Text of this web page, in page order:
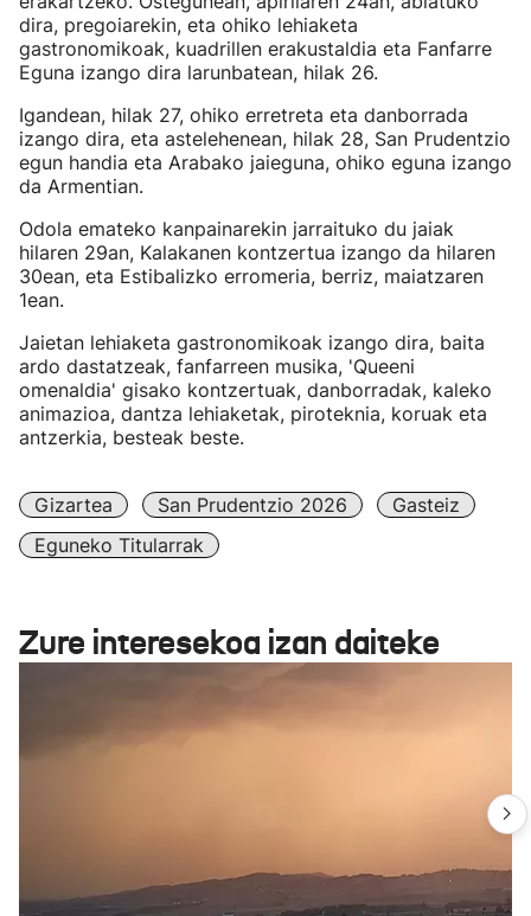
dira, pregoiarekin, eta ohiko lehiaketa
gastronomikoak, kuadrillen erakustaldia eta Fanfarre
Eguna izango dira larunbatean, hilak 26.
Igandean, hilak 27, ohiko erretreta eta danborrada
izango dira, eta astelehenean, hilak 28, San Prudentzio
egun handia eta Arabako jaieguna, ohiko eguna izango
da Armentian.
Odola emateko kanpainarekin jarraituko du jaiak
hilaren 29an, Kalakanen kontzertua izango da hilaren
30ean, eta Estibalizko erromeria, berriz, maiatzaren
1ean.
Jaietan lehiaketa gastronomikoak izango dira, baita
ardo dastatzeak, fanfarreen musika, 'Queeni
omenaldia' gisako kontzertuak, danborradak, kaleko
animazioa, dantza lehiaketak, piroteknia, koruak eta
antzerkia, besteak beste.
Gizartea San Prudentzio 2026
Gasteiz
Eguneko Titularrak
Zure interesekoa izan daiteke